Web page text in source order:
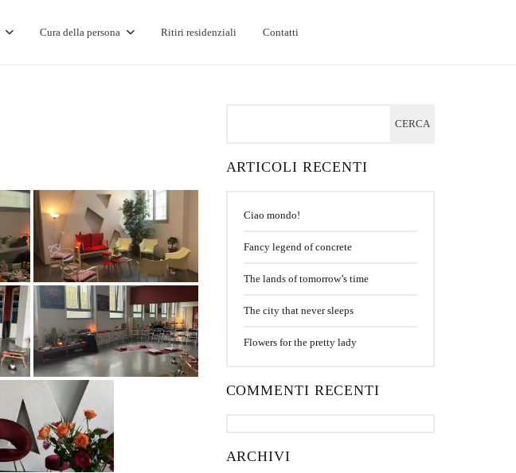
Cura della persona Ritiri residenziali Contatti
ARTICOLI RECENTI
Ciao mondo!
Fancy legend of concrete
The lands of tomorrow’s time
The city that never sleeps
Flowers for the pretty lady
COMMENTI RECENTI
ARCHIVI